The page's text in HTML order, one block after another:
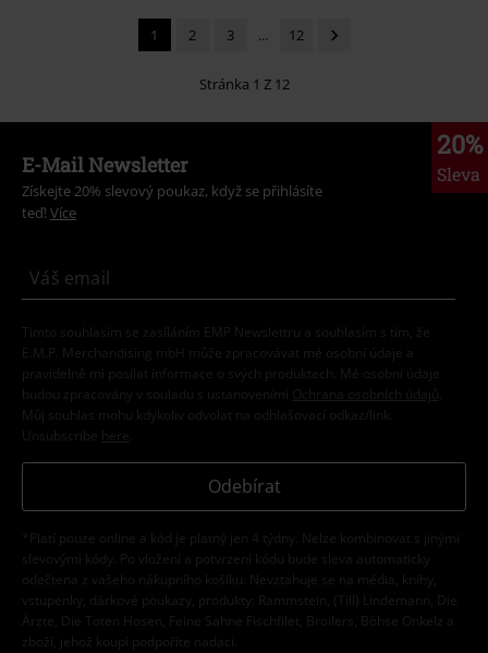
1 2 3 ... 12
Stránka 1 Z 12
20%
Sleva
E-Mail Newsletter
Získejte 20% slevový poukaz, když se přihlásíte
teď! Více
Tímto souhlasím se zasíláním EMP Newslettru a souhlasím s tím, že
E.M.P. Merchandising mbH může zpracovávat mé osobní údaje a
pravidelně mi posílat informace o svých produktech. Mé osobní údaje
budou zpracovány v souladu s ustanoveními
Ochrana osobních údajů
Můj souhlas mohu kdykoliv odvolat na odhlašovací odkaz/link.
Unsubscribe here
Odebírat
*Platí pouze online a kód je platný jen 4 týdny. Nelze kombinovat s jinými
slevovými kódy. Po vložení a potvrzení kódu bude sleva automaticky
odečtena z vašeho nákupního košíku. Nevztahuje se na média, knihy,
vstupenky, dárkové poukazy, produkty: Rammstein, (Till) Lindemann, Die
Ärzte, Die Toten Hosen, Feine Sahne Fischfilet, Broilers, Böhse Onkelz a
zboží, jehož koupí podpoříte nadaci.